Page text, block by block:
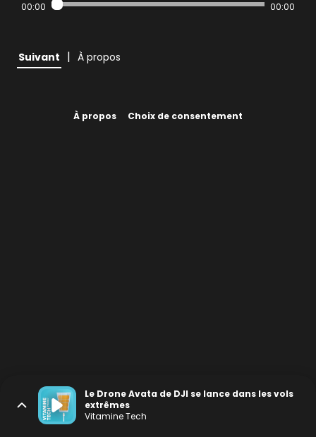
00:00 00:00
Suivant | À propos
À propos Choix de consentement
Le Drone Avata de DJI se lance dans les vols
extrêmes
Vitamine Tech